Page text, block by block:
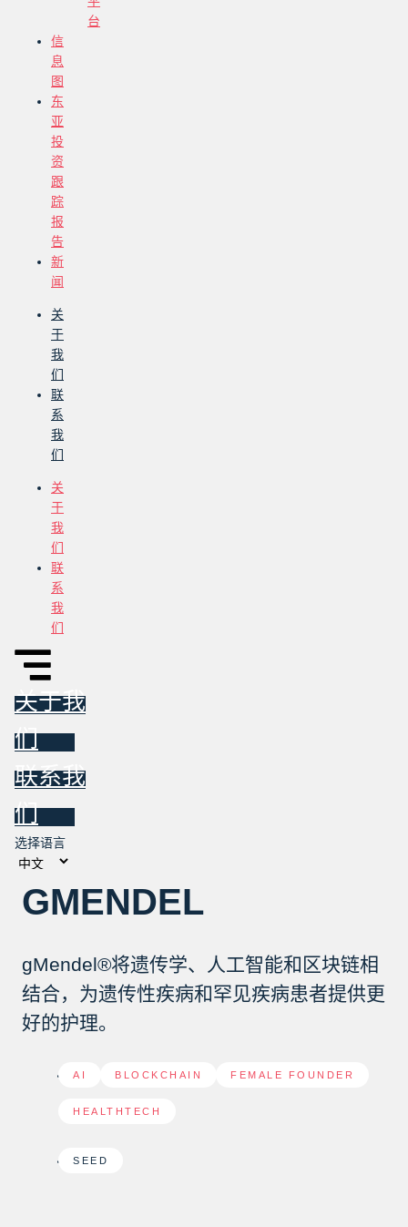
台
信
息
图
东
亚
投
资
跟
踪
报
告
新
闻
关
于
我
们
联
系
我
们
关
于
我
们
联
系
我
们
关于我
们
联系我
们
选择语言
GMENDEL
gMendel®将遗传学、人工智能和区块链相
结合，为遗传性疾病和罕见疾病患者提供更
好的护理。
AI BLOCKCHAIN FEMALE FOUNDER
HEALTHTECH
SEED